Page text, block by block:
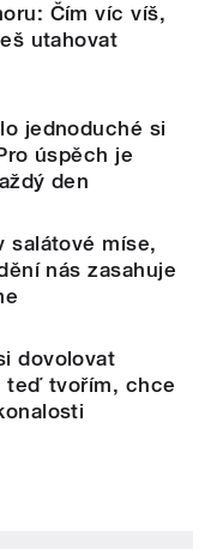
Čím víc víš,
utahovat
jednoduché si
úspěch je
den
salátové míse,
nás zasahuje
dovolovat
teď tvořím, chce